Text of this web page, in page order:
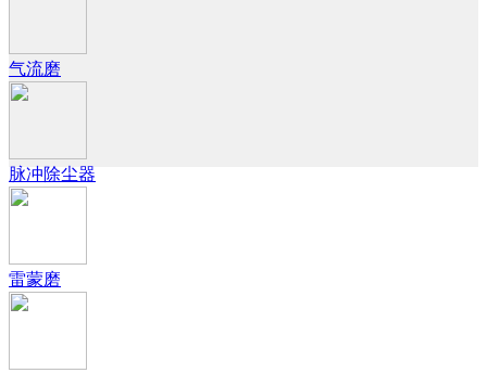
气流磨
脉冲除尘器
雷蒙磨